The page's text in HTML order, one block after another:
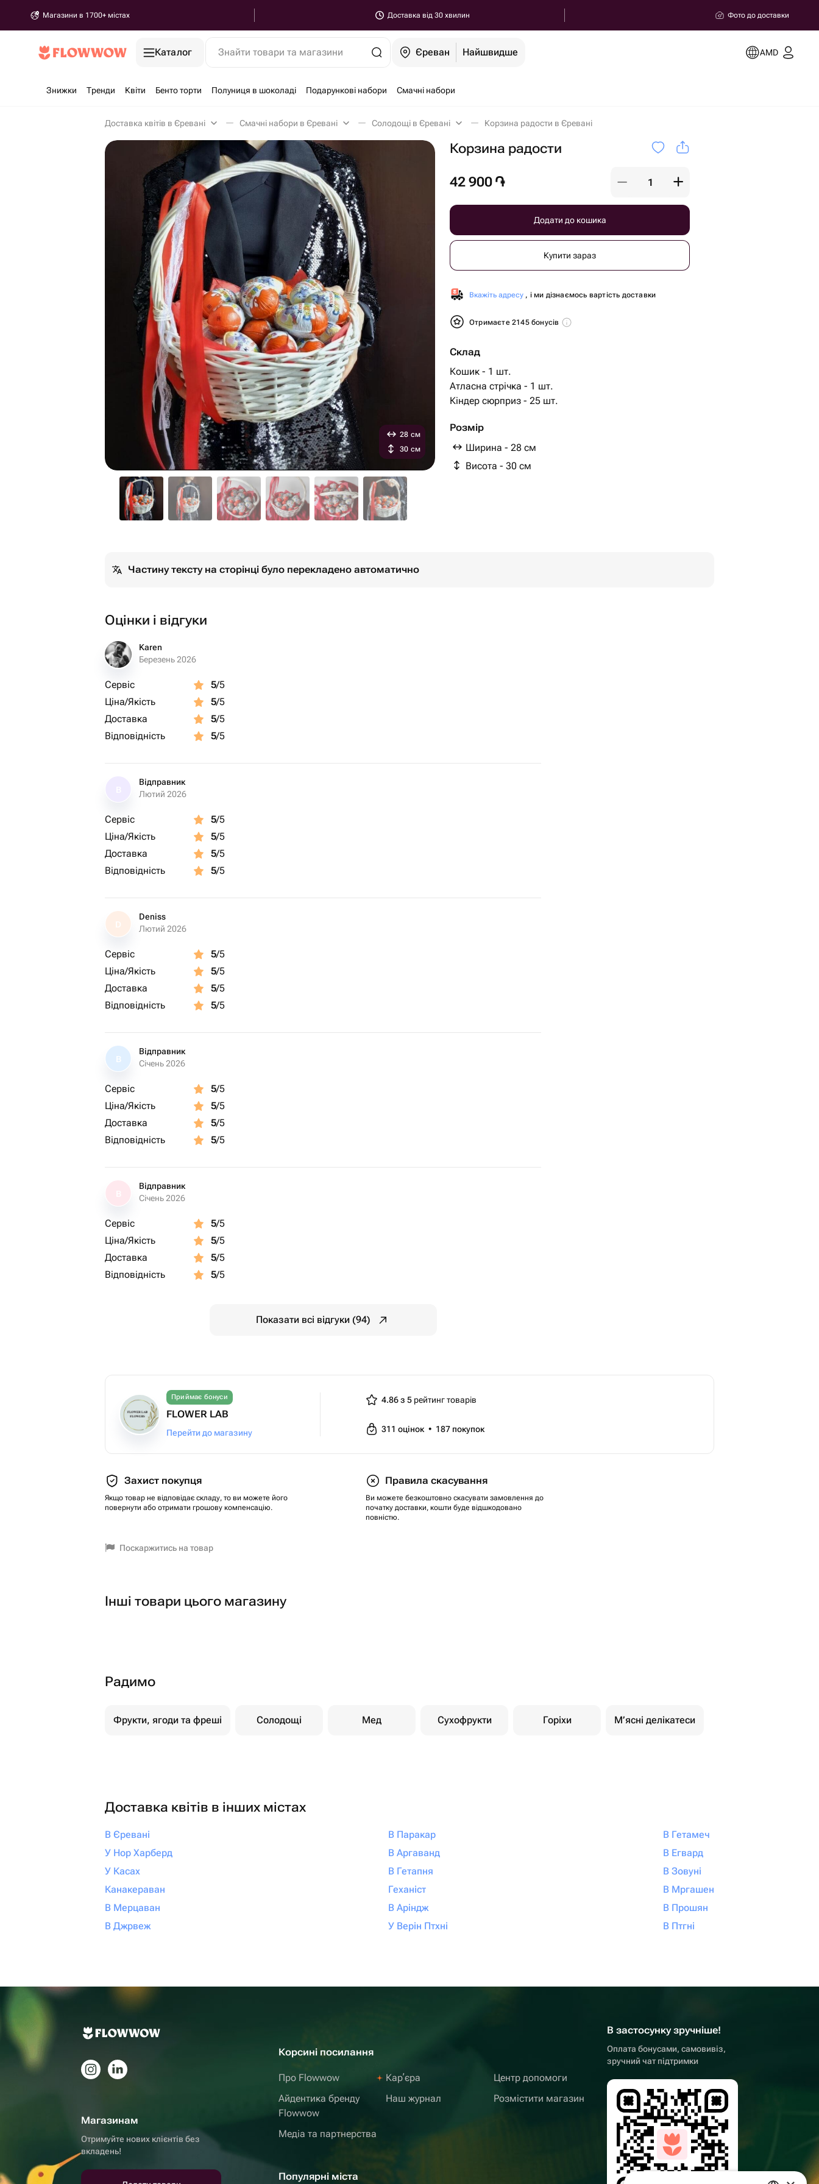
Магазини в 1700+ містах Доставка від 30 хвилин Фото до доставки
Каталог Знайти товари та магазини Єреван Найшвидше AMD
Знижки Тренди Квіти Бенто торти Полуниця в шоколаді Подарункові набори Смачні набори
Доставка квітів в Єревані Смачні набори в Єревані Солодощі в Єревані Корзина радости в Єревані
Корзина радости
42 900 ֏
Додати до кошика
Купити зараз
Вкажіть адресу , і ми дізнаємось вартість доставки
Отримаєте 2145 бонусів
Склад
Кошик - 1 шт.
Атласна стрічка - 1 шт.
Кіндер сюрприз - 25 шт.
Розмір
Ширина - 28 см
Висота - 30 см
28 см
30 см
Частину тексту на сторінці було перекладено автоматично
Оцінки і відгуки
Karen
Березень 2026
Сервіс 5/5
Ціна/Якість
5/5
Доставка
5/5
Відповідність
5/5
Відправник
Лютий 2026
Сервіс 5/5
Ціна/Якість
5/5
Доставка
5/5
Відповідність
5/5
D
Deniss
Лютий 2026
Сервіс 5/5
Ціна/Якість
5/5
Доставка
5/5
Відповідність
5/5
В
Відправник
Січень 2026
Сервіс 5/5
Ціна/Якість
5/5
Доставка
5/5
Відповідність
5/5
Відправник
Січень 2026
Сервіс 5/5
Ціна/Якість
5/5
Доставка
5/5
Відповідність
5/5
Показати всі відгуки (94)
Приймає бонуси
FLOWER LAB
Перейти до магазину
4.86 з 5 рейтинг товарів
311 оцінок • 187 покупок
Захист покупця
Якщо товар не відповідає складу, то ви можете його
повернути або отримати грошову компенсацію.
Правила скасування
Ви можете безкоштовно скасувати замовлення до
початку доставки, кошти буде відшкодовано
повністю.
Поскаржитись на товар
Інші товари цього магазину
Радимо
Фрукти, ягоди та фреші Солодощі Мед Сухофрукти Горіхи М’ясні делікатеси
Доставка квітів в інших містах
В Єревані
У Нор Харберд
У Касах
Канакераван
В Мерцаван
В Джрвеж
В Паракар
В Аргаванд
В Гетапня
Геханіст
В Аріндж
У Верін Птхні
В Гетамеч
В Егвард
В Зовуні
В Мргашен
В Прошян
В Птгні
Магазинам
Отримуйте нових клієнтів без
вкладень!
Корсині посилання
Про Flowwow
Айдентика бренду
Flowwow
Медіа та партнерства
Карʼєра
Наш журнал
Центр допомоги
Розмістити магазин
Популярні міста
В застосунку зручніше!
Оплата бонусами, самовивіз,
зручний чат підтримки